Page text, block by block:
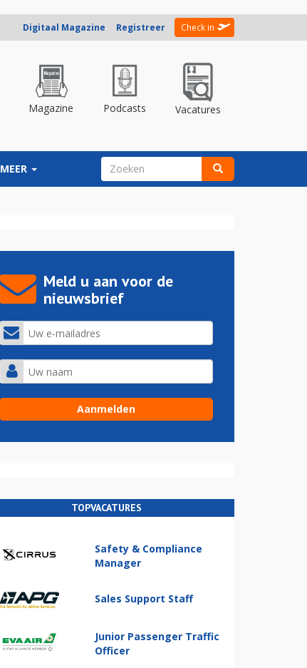
Digitaal Magazine Registreer Check in
Magazine Podcasts Vacatures
MEER ZOEKVELD
Meld u aan voor de
nieuwsbrief
TOPVACATURES
Safety & Compliance
Manager
Sales Support Staff
Junior Passenger Traffic
Officer